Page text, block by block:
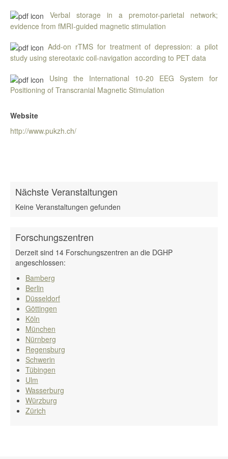
Verbal storage in a premotor-parietal network;
evidence from fMRI-guided magnetic stimulation
Add-on rTMS for treatment of depression: a pilot
study using stereotaxic coil-navigation according to PET data
Using the International 10-20 EEG System for
Positioning of Transcranial Magnetic Stimulation
Website
http://www.pukzh.ch/
Nächste Veranstaltungen
Keine Veranstaltungen gefunden
Forschungszentren
Derzeit sind 14 Forschungszentren an die DGHP
angeschlossen:
Bamberg
Berlin
Düsseldorf
Göttingen
Köln
München
Nürnberg
Regensburg
Schwerin
Tübingen
Ulm
Wasserburg
Würzburg
Zürich